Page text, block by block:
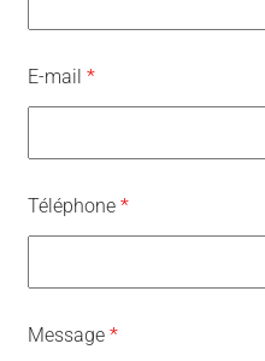
E-mail *
Téléphone *
Message *